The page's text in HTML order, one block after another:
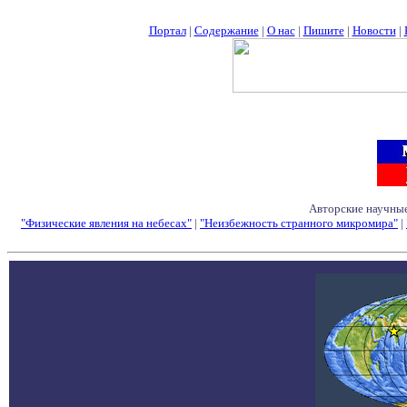
Портал| Содержание| О нас| Пишите| Новости|
Авторские
"Физические явления на небесах" | "Неизбежность странного микромира" |